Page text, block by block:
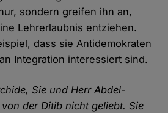
sondern greifen ihn an,
Lehrerlaubnis entziehen.
dass sie Antidemokraten
Integration interessiert sind.
Sie und Herr Abdel-
der Ditib nicht geliebt. Sie